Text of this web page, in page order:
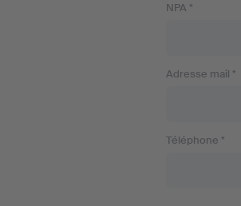
NPA *
Adresse mail *
Téléphone *